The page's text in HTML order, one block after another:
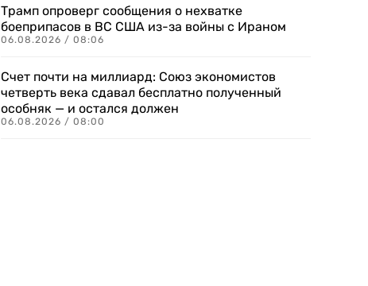
Трамп опроверг сообщения о нехватке
боеприпасов в ВС США из-за войны с Ираном
06.08.2026 / 08:06
Счет почти на миллиард: Союз экономистов
четверть века сдавал бесплатно полученный
особняк — и остался должен
06.08.2026 / 08:00